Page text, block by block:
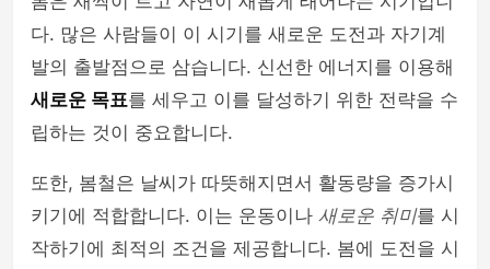
다. 많은 사람들이 이 시기를 새로운 도전과 자기계
발의 출발점으로 삼습니다. 신선한 에너지를 이용해
새로운 목표를 세우고 이를 달성하기 위한 전략을 수
립하는 것이 중요합니다.
또한, 봄철은 날씨가 따뜻해지면서 활동량을 증가시
키기에 적합합니다. 이는 운동이나 새로운 취미를 시
작하기에 최적의 조건을 제공합니다. 봄에 도전을 시